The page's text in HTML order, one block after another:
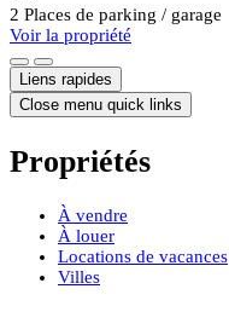
2 Places de parking / garage
Voir la propriété
Liens rapides
Close menu quick links
Propriétés
À vendre
À louer
Locations de vacances
Villes